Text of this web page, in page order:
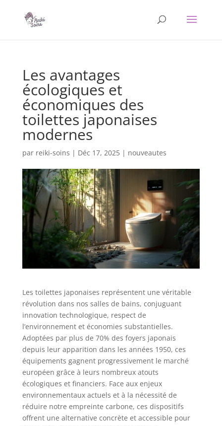
Les avantages
écologiques et
économiques des
toilettes japonaises
modernes
par reiki-soins | Déc 17, 2025| nouveautes
Les toilettes japonaises représentent une véritable
révolution dans nos salles de bains, conjuguant
innovation technologique, respect de
l’environnement et économies substantielles.
Adoptées par plus de 70% des foyers japonais
depuis leur apparition dans les années 1950, ces
équipements gagnent progressivement le marché
européen grâce à leurs nombreux atouts
écologiques et financiers. Face aux enjeux
environnementaux actuels et à la nécessité de
réduire notre empreinte carbone, ces dispositifs
offrent une alternative concrète et accessible pour